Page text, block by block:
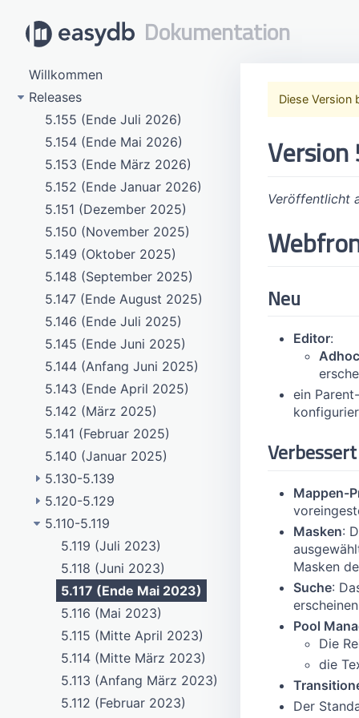
Dokumentation
Willkommen
Releases
5.155 (Ende Juli 2026)
5.154 (Ende Mai 2026)
5.153 (Ende März 2026)
5.152 (Ende Januar 2026)
5.151 (Dezember 2025)
5.150 (November 2025)
5.149 (Oktober 2025)
5.148 (September 2025)
5.147 (Ende August 2025)
5.146 (Ende Juli 2025)
5.145 (Ende Juni 2025)
5.144 (Anfang Juni 2025)
5.143 (Ende April 2025)
5.142 (März 2025)
5.141 (Februar 2025)
5.140 (Januar 2025)
5.130-5.139
5.139 (Dezember 2024)
5.138 (November 2024)
5.137 (Anfang Oktober 2024)
5.136 (August 2024)
5.135 (Juli 2024)
5.134 (Juni 2024)
5.133 (Ende Mai 2024)
5.132 (Mai 2024)
5.131 (April 2024)
5.130 (März 2024)
5.120-5.129
5.129 (Ende Februar 2024)
5.128 (Februar 2024)
5.127 (Januar 2024)
5.126 (Dezember 2023)
5.125 (Ende November 2023)
5.124 (Anfang November 2023)
5.123 (Oktober 2023)
5.122 (September 2023)
5.121 (Ende August 2023)
5.110-5.119
5.119 (Juli 2023)
5.118 (Juni 2023)
5.117 (Ende Mai 2023)
5.116 (Mai 2023)
5.115 (Mitte April 2023)
5.114 (Mitte März 2023)
5.113 (Anfang März 2023)
5.112 (Februar 2023)
Diese Version
Version
Veröffentlicht
Neu
Editor:
ein
Verbessert
Mappen-
Masken:
Masken
Suche:
Pool
Die
die
Der